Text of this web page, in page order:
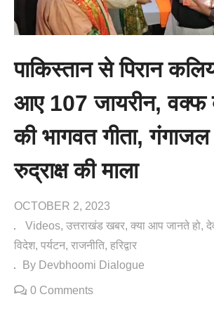
पाकिस्तान से पिरान
आए 107 जायरीन, वक्फ
की भागवत गीता,
रुद्राक्ष की माला
OCTOBER 2, 2023
Videos उत्तराखंड खबर क्या आप जानते हो
विदेश पर्यटन राजनीति हरिद्वार
By Devbhoomi Dialogue
0 Comments